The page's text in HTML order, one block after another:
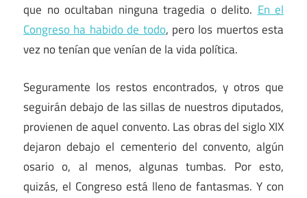
que no ocultaban ninguna tragedia o delito.En el
Congreso ha habido de todo, pero los muertos esta
vez no tenían que venían de la vida política.
Seguramente los restos encontrados, y otros que
seguirán debajo de las sillas de nuestros diputados,
provienen de aquel convento. Las obras del siglo XIX
dejaron debajo el cementerio del convento, algún
osario o, al menos, algunas tumbas. Por esto,
quizás, el Congreso está lleno de fantasmas. Y con